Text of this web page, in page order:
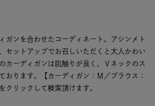
ガンを合わせたコーディネート。アシンメト
セットアップでお召しいただくと大人かわい
カーディガンは肌触りが良く、Ｖネックのス
おります。【カーディガン：Ｍ／ブラウス：
クリックして検索頂けます。